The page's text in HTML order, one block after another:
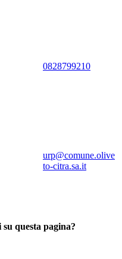
0828799210
urp@comune.olive
to-citra.sa.it
questa pagina?